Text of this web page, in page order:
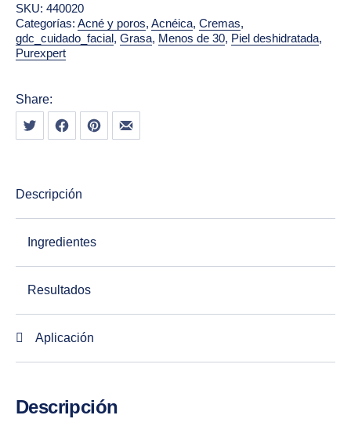
SKU: 440020
Categorías: Acné y poros, Acnéica, Cremas,
gdc_cuidado_facial, Grasa, Menos de 30, Piel deshidratada,
Purexpert
Share:
Tweet Share on Facebook
Share on Pinterest
Share by Email
Descripción
Ingredientes
Resultados
Aplicación
Descripción